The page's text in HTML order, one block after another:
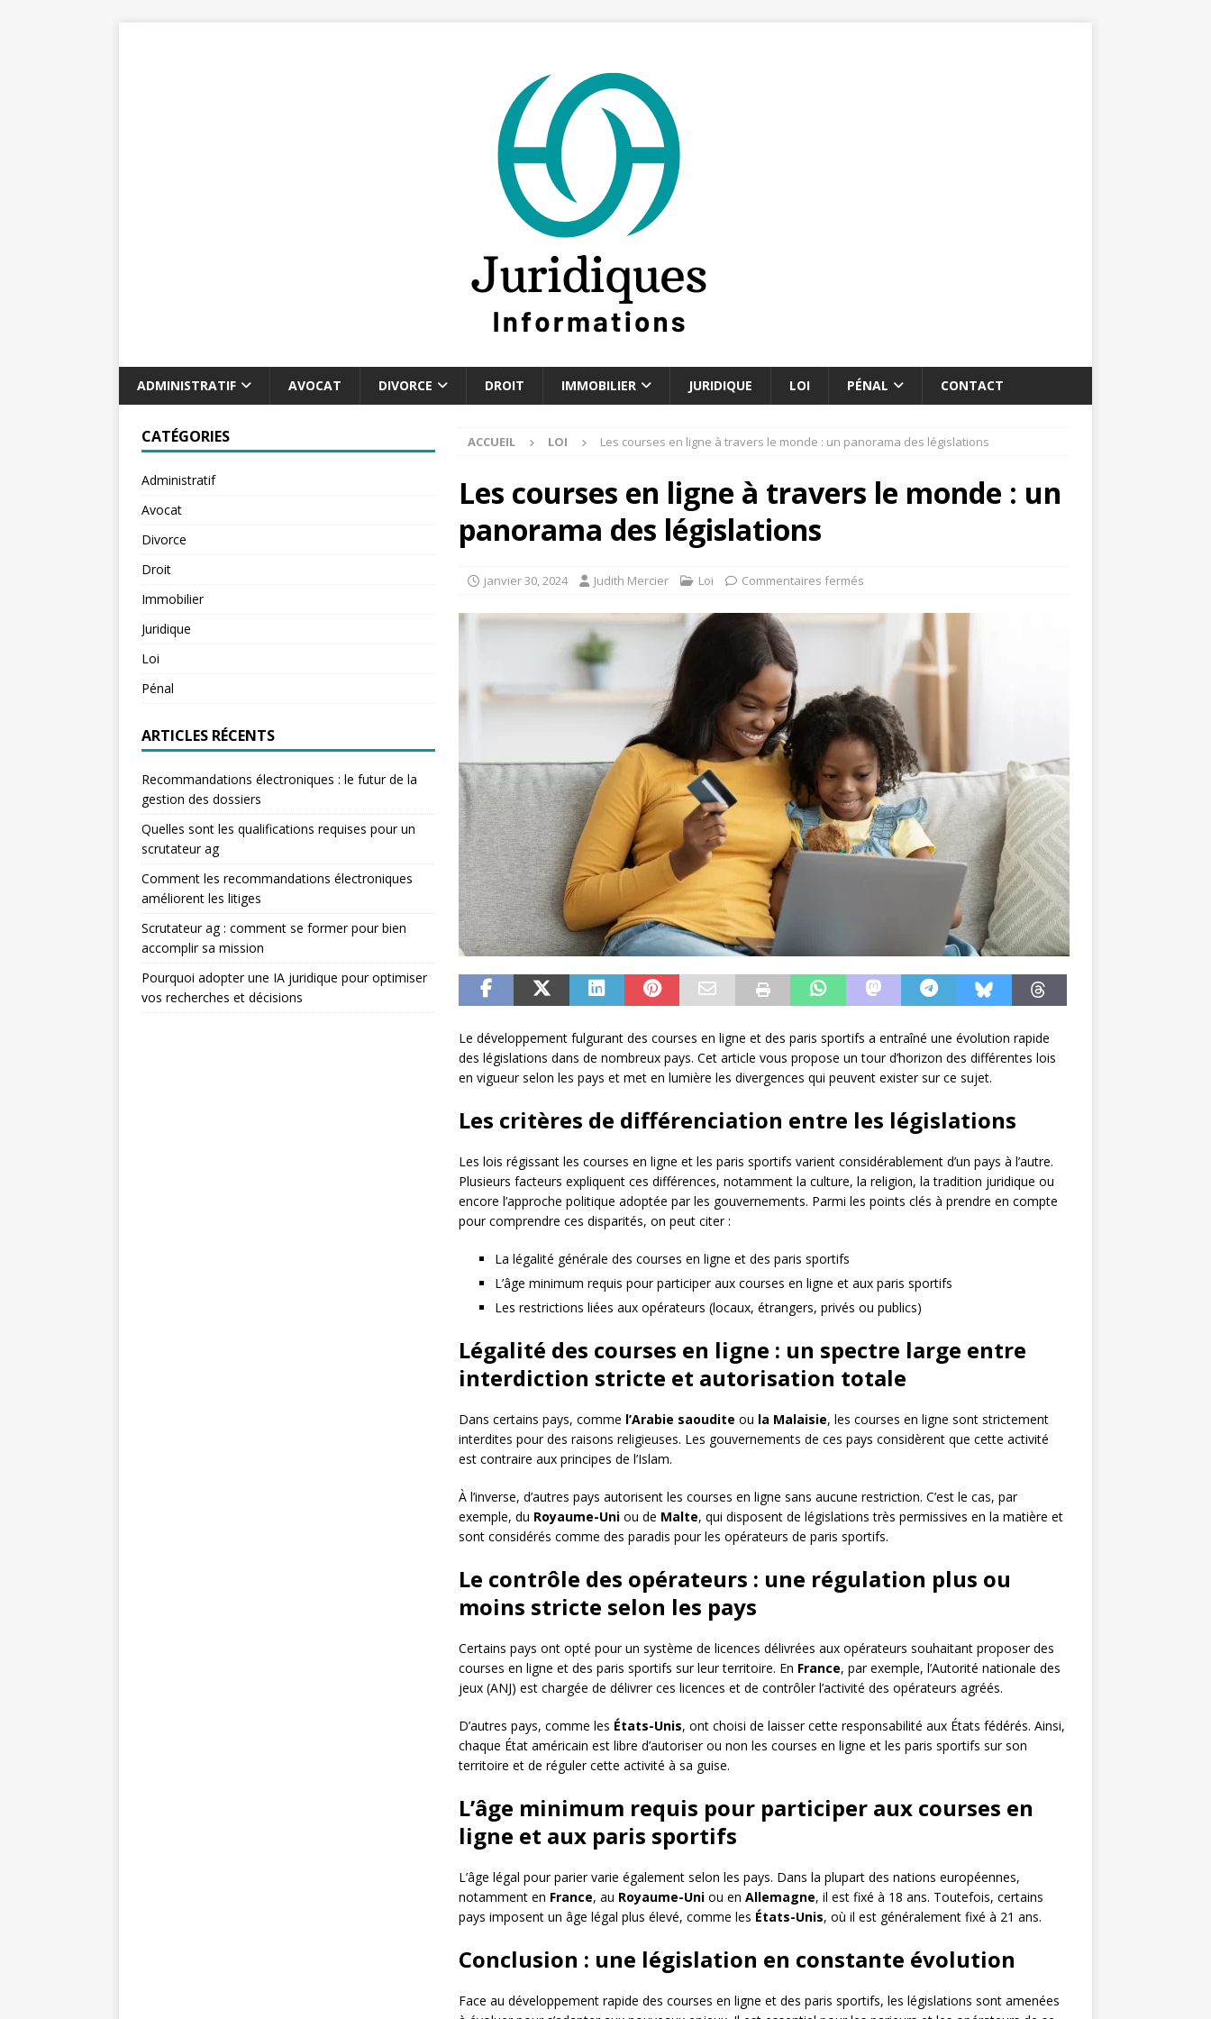
ADMINISTRATIF AVOCAT DIVORCE DROIT IMMOBILIER JURIDIQUE LOI PÉNAL CONTACT
ACCUEIL LOI Les courses en ligne à travers le monde : un panorama des législations
Les courses en ligne à travers le monde : un
panorama des législations
janvier 30, 2024 Judith Mercier Loi Commentaires fermés
Le développement fulgurant des courses en ligne et des paris sportifs a entraîné une évolution rapide
des législations dans de nombreux pays. Cet article vous propose un tour d’horizon des différentes lois
en vigueur selon les pays et met en lumière les divergences qui peuvent exister sur ce sujet.
Les critères de différenciation entre les législations
Les lois régissant les courses en ligne et les paris sportifs varient considérablement d’un pays à l’autre.
Plusieurs facteurs expliquent ces différences, notamment la culture, la religion, la tradition juridique ou
encore l’approche politique adoptée par les gouvernements. Parmi les points clés à prendre en compte
pour comprendre ces disparités, on peut citer :
La légalité générale des courses en ligne et des paris sportifs
L’âge minimum requis pour participer aux courses en ligne et aux paris sportifs
Les restrictions liées aux opérateurs (locaux, étrangers, privés ou publics)
Légalité des courses en ligne : un spectre large entre
interdiction stricte et autorisation totale
Dans certains pays, comme l’Arabie saoudite ou la Malaisie, les courses en ligne sont strictement
interdites pour des raisons religieuses. Les gouvernements de ces pays considèrent que cette activité
est contraire aux principes de l’Islam.
À l’inverse, d’autres pays autorisent les courses en ligne sans aucune restriction. C’est le cas, par
exemple, du Royaume-Uniou de Malte, qui disposent de législations très permissives en la matière et
sont considérés comme des paradis pour les opérateurs de paris sportifs.
Le contrôle des opérateurs : une régulation plus ou
moins stricte selon les pays
Certains pays ont opté pour un système de licences délivrées aux opérateurs souhaitant proposer des
courses en ligne et des paris sportifs sur leur territoire. En France, par exemple, l’Autorité nationale des
jeux (ANJ) est chargée de délivrer ces licences et de contrôler l’activité des opérateurs agréés.
D’autres pays, comme les États-Unis, ont choisi de laisser cette responsabilité aux États fédérés. Ainsi,
chaque État américain est libre d’autoriser ou non les courses en ligne et les paris sportifs sur son
territoire et de réguler cette activité à sa guise.
L’âge minimum requis pour participer aux courses en
ligne et aux paris sportifs
L’âge légal pour parier varie également selon les pays. Dans la plupart des nations européennes,
notamment en France, au Royaume-Uniou en Allemagne, il est fixé à 18 ans. Toutefois, certains
pays imposent un âge légal plus élevé, comme les États-Unis, où il est généralement fixé à 21 ans.
Conclusion : une législation en constante évolution
Face au développement rapide des courses en ligne et des paris sportifs, les législations sont amenées
CATÉGORIES
Administratif
Avocat
Divorce
Droit
Immobilier
Juridique
Loi
Pénal
ARTICLES RÉCENTS
Recommandations électroniques : le futur de la
gestion des dossiers
Quelles sont les qualifications requises pour un
scrutateur ag
Comment les recommandations électroniques
améliorent les litiges
Scrutateur ag : comment se former pour bien
accomplir sa mission
Pourquoi adopter une IA juridique pour optimiser
vos recherches et décisions